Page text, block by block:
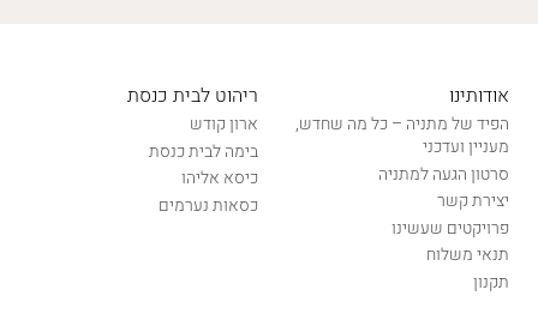
אודותינו
הפיד של מתניה – כל מה שחדש,
מעניין ועדכני
סרטון הגעה למתניה
יצירת קשר
פרויקטים שעשינו
תנאי משלוח
תקנון
ריהוט לבית כנסת
ארון קודש
בימה לבית כנסת
כיסא אליהו
כסאות נערמים